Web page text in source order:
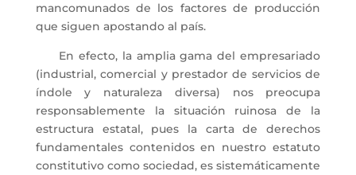
mancomunados de los factores de producción
que siguen apostando al país.
En efecto, la amplia gama del empresariado
(industrial, comercial y prestador de servicios de
índole y naturaleza diversa) nos preocupa
responsablemente la situación ruinosa de la
estructura estatal, pues la carta de derechos
fundamentales contenidos en nuestro estatuto
constitutivo como sociedad, es sistemáticamente